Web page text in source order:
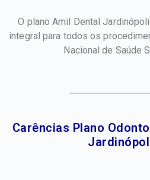
O plano Amil Dental
integral para todos os
Nacional de Saúde
Carências Plano